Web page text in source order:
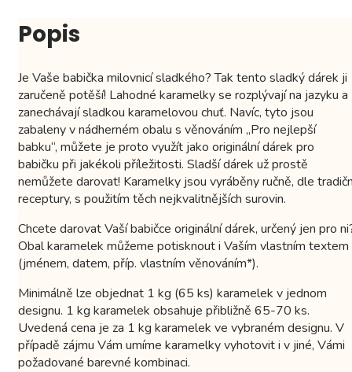
Popis
Je Vaše babička milovnicí sladkého? Tak tento sladký dárek ji
zaručeně potěší! Lahodné karamelky se rozplývají na jazyku a
zanechávají sladkou karamelovou chuť. Navíc, tyto jsou
zabaleny v nádherném obalu s věnováním „Pro nejlepší
babku“, můžete je proto využít jako originální dárek pro
babičku při jakékoli příležitosti. Sladší dárek už prostě
nemůžete darovat! Karamelky jsou vyráběny ručně, dle
receptury, s použitím těch nejkvalitnějších surovin.
Chcete darovat Vaší babičce originální dárek, určený jen pro
Obal karamelek můžeme potisknout i Vaším vlastním textem
(jménem, ​​datem, příp. vlastním věnováním*).
Minimálně lze objednat 1 kg (65 ks) karamelek v jednom
designu. 1 kg karamelek obsahuje přibližně 65-70 ks.
Uvedená cena je za 1 kg karamelek ve vybraném designu. V
případě zájmu Vám umíme karamelky vyhotovit i v jiné, Vámi
požadované barevné kombinaci.